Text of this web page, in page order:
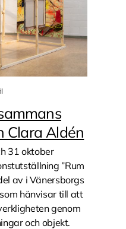
Clara Aldén
31 oktober
”Rum
av i Vänersborgs
hänvisar till att
genom
och objekt.